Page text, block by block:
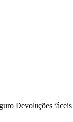
Devoluções fáceis